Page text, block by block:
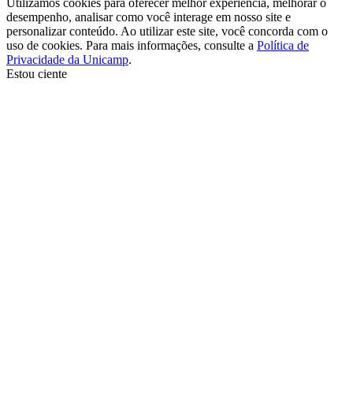
desempenho, analisar como você interage em nosso site e
personalizar conteúdo. Ao utilizar este site, você concorda com o
uso de cookies. Para mais informações, consulte a Política de
Privacidade da Unicamp.
Estou ciente